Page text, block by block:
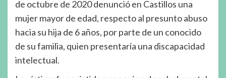
de octubre de 2020 denunció en Castillos una
mujer mayor de edad, respecto al presunto abuso
hacia su hija de 6 años, por parte de un conocido
de su familia, quien presentaría una discapacidad
intelectual.